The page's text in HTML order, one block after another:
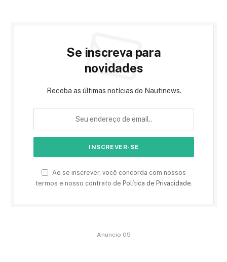
Se inscreva para
novidades
Receba as últimas notícias do Nautinews.
Ao se inscrever, você concorda com nossos
termos e nosso contrato de Política de Privacidade.
Anuncio 05